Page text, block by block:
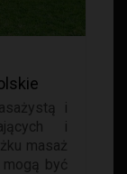
i
i
masaż
być